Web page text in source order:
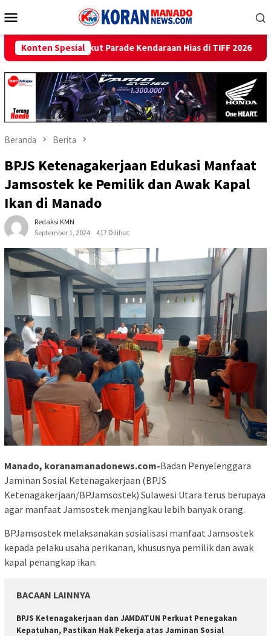
ke
Mobile
Konten Spesial
Kendaraan Hias di TIFF 2026 Beri Promo Hemat
Beranda Berita
BPJS Ketenagakerjaan Edukasi Manfaat
Jamsostek ke Pemilik dan Awak Kapal
Ikan di Manado
Redaksi KMN
September 1, 2024
417 Dilihat
Manado, koranamanadonews.com-Badan Penyelenggara
Jaminan Sosial Ketenagakerjaan (BPJS
Ketenagakerjaan/BPJamsostek) Sulawesi Utara terus berupaya
agar manfaat Jamsostek menjangkau lebih banyak orang.
BPJamsostek melaksanakan sosialisasi manfaat Jamsostek
kepada pelaku usaha perikanan, khususnya pemilik dan awak
kapal penangkap ikan.
BACAAN LAINNYA
BPJS Ketenagakerjaan dan JAMDATUN Perkuat Penegakan
Kepatuhan, Pastikan Hak Pekerja atas Jaminan Sosial